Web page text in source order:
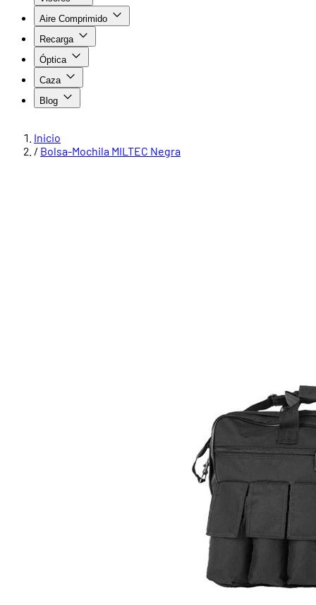
Aire Comprimido
Recarga
Óptica
Caza
Blog
Inicio
/ Bolsa-Mochila MILTEC Negra